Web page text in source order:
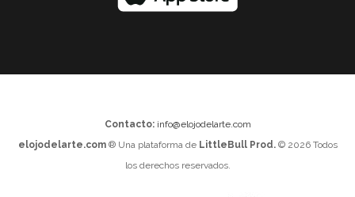
Contacto: info@elojodelarte.com
elojodelarte.com® Una plataforma de LittleBull Prod.© 2026 Todos
los derechos reservados.